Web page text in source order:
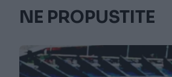
NE PROPUSTITE